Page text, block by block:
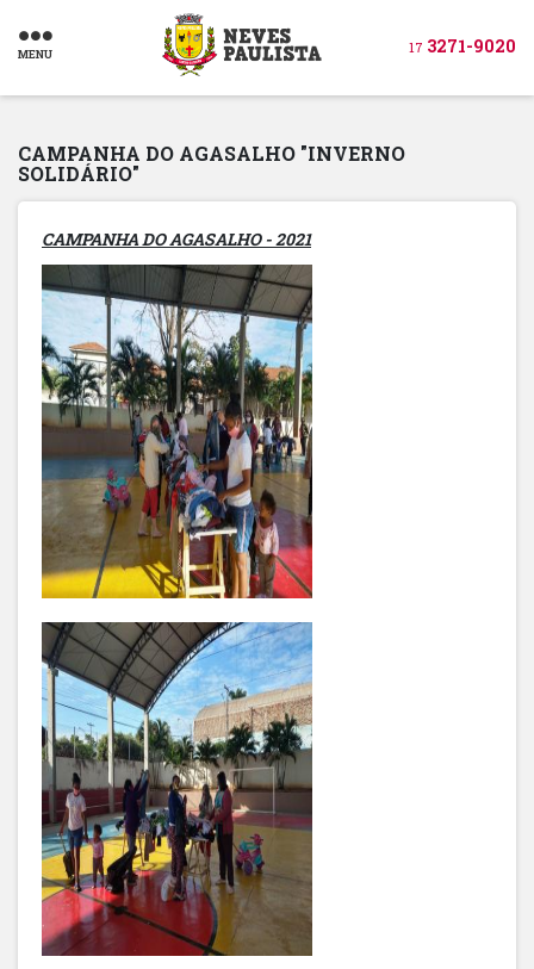
MENU 17 3271-9020
CAMPANHA DO AGASALHO "INVERNO
SOLIDÁRIO"
CAMPANHA DO AGASALHO - 2021